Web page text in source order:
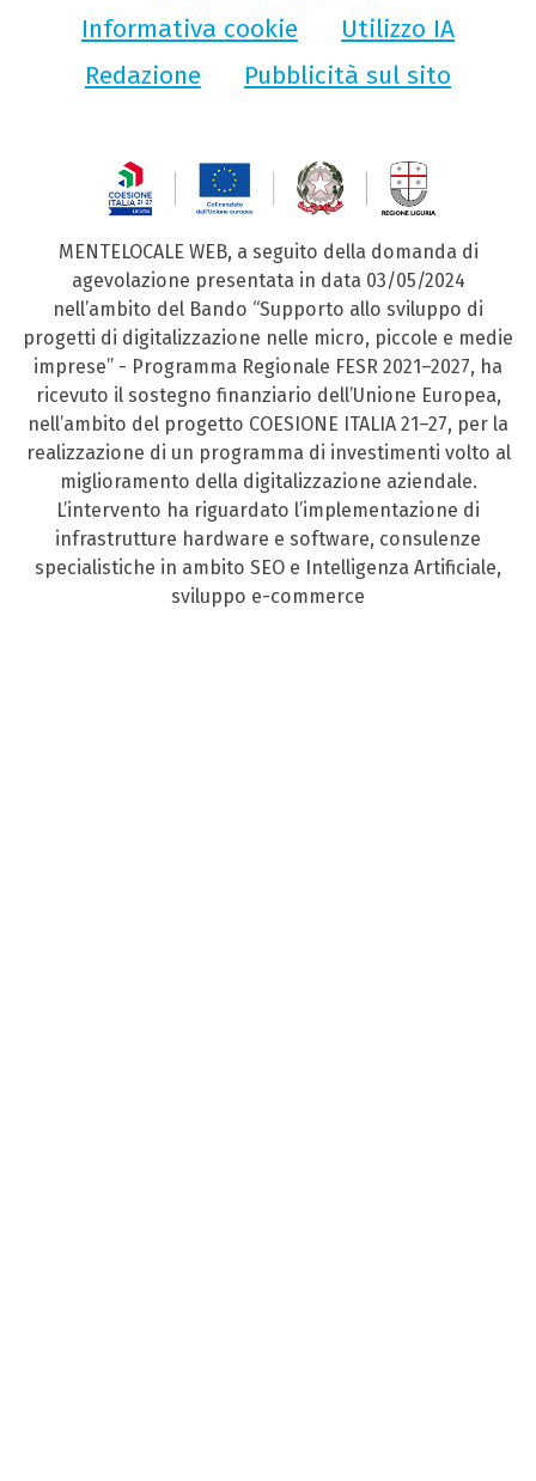
Informativa cookie
Utilizzo IA
Redazione
Pubblicità sul sito
MENTELOCALE WEB, a seguito della domanda di
agevolazione presentata in data 03/05/2024
nell’ambito del Bando “Supporto allo sviluppo di
progetti di digitalizzazione nelle micro, piccole e medie
imprese” - Programma Regionale FESR 2021–2027, ha
ricevuto il sostegno finanziario dell’Unione Europea,
nell’ambito del progetto COESIONE ITALIA 21–27, per la
realizzazione di un programma di investimenti volto al
miglioramento della digitalizzazione aziendale.
L’intervento ha riguardato l’implementazione di
infrastrutture hardware e software, consulenze
specialistiche in ambito SEO e Intelligenza Artificiale,
sviluppo e-commerce